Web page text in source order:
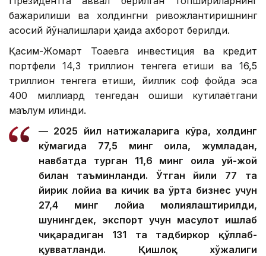
бажарилиши ва холдингни ривожлантиришнинг
асосий йўналишлари ҳақида ахборот берилди.
Қасим-Жомарт Тоқаевга инвестиция ва кредит
портфели 14,3 триллион тенгега етиши ва 16,5
триллион тенгега етиши, йиллик соф фойда эса
400 миллиард тенгедан ошиши кутилаётгани
маълум қилинди.
— 2025 йил натижаларига кўра, холдинг
кўмагида 77,5 минг оила, жумладан,
навбатда турган 11,6 минг оила уй-жой
билан таъминланди. Ўтган йили 77 та
йирик лойиҳа ва кичик ва ўрта бизнес учун
27,4 минг лойиҳа молиялаштирилди,
шунингдек, экспорт учун маҳсулот ишлаб
чиқарадиган 131 та тадбиркор қўллаб-
қувватланди. Қишлоқ хўжалиги